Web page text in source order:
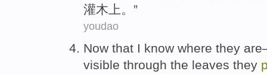
灌木上 。”
youdao
Now that I know where they
visible through the leaves they